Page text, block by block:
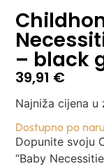
– black
39,91 €
Najniža cijena u
Dostupno po
Dopunite svoju
“Baby